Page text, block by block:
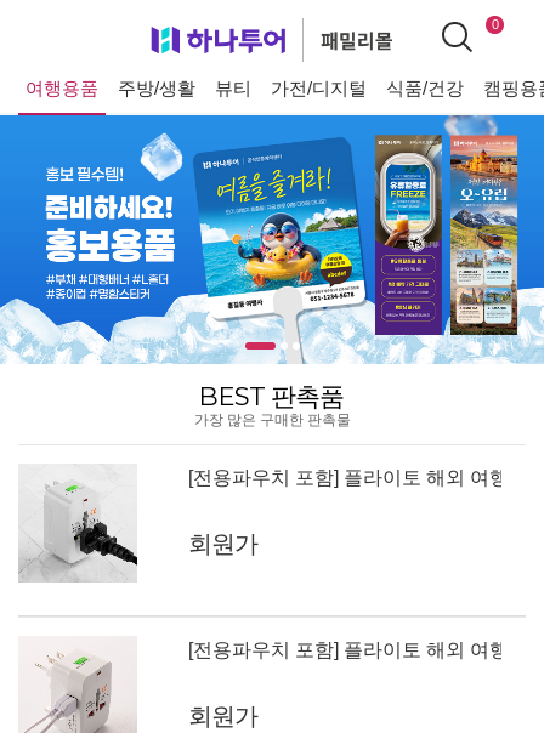
0
여행용품 주방/생활 뷰티 가전/디지털 식품/건강 캠핑용
BEST 판촉품
가장 많은 구매한 판촉물
회원가
회원가